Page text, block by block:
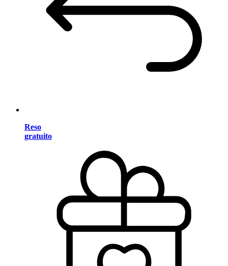
Reso
gratuito